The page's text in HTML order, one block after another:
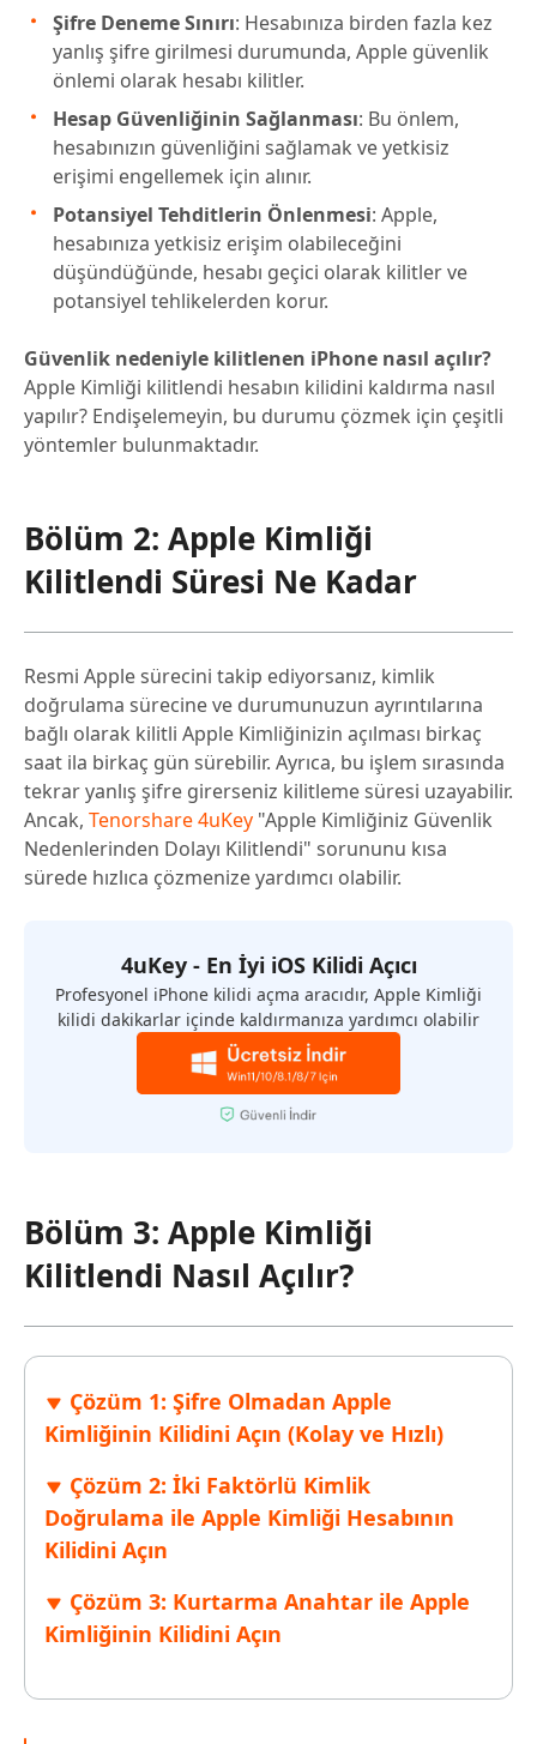
Şifre Deneme Sınırı: Hesabınıza birden fazla kez
yanlış şifre girilmesi durumunda, Apple güvenlik
önlemi olarak hesabı kilitler.
Hesap Güvenliğinin Sağlanması: Bu önlem,
hesabınızın güvenliğini sağlamak ve yetkisiz
erişimi engellemek için alınır.
Potansiyel Tehditlerin Önlenmesi: Apple,
hesabınıza yetkisiz erişim olabileceğini
düşündüğünde, hesabı geçici olarak kilitler ve
potansiyel tehlikelerden korur.
Güvenlik nedeniyle kilitlenen iPhone nasıl açılır?
Apple Kimliği kilitlendi hesabın kilidini kaldırma nasıl
yapılır? Endişelemeyin, bu durumu çözmek için çeşitli
yöntemler bulunmaktadır.
Bölüm 2: Apple Kimliği
Kilitlendi Süresi Ne Kadar
Resmi Apple sürecini takip ediyorsanız, kimlik
doğrulama sürecine ve durumunuzun ayrıntılarına
bağlı olarak kilitli Apple Kimliğinizin açılması birkaç
saat ila birkaç gün sürebilir. Ayrıca, bu işlem sırasında
tekrar yanlış şifre girerseniz kilitleme süresi uzayabilir.
Ancak, Tenorshare 4uKey "Apple Kimliğiniz Güvenlik
Nedenlerinden Dolayı Kilitlendi" sorununu kısa
sürede hızlıca çözmenize yardımcı olabilir.
4uKey - En İyi iOS Kilidi Açıcı
Profesyonel iPhone kilidi açma aracıdır, Apple Kimliği
kilidi dakikarlar içinde kaldırmanıza yardımcı olabilir
Bölüm 3: Apple Kimliği
Kilitlendi Nasıl Açılır?
Çözüm 1: Şifre Olmadan Apple
Kimliğinin Kilidini Açın (Kolay ve Hızlı)
Çözüm 2: İki Faktörlü Kimlik
Doğrulama ile Apple Kimliği Hesabının
Kilidini Açın
Çözüm 3: Kurtarma Anahtar ile Apple
Kimliğinin Kilidini Açın